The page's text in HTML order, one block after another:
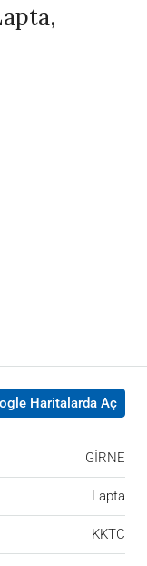
Haritalarda Aç
GİRNE
Lapta
KKTC